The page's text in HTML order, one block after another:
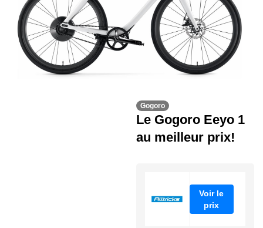
Gogoro
Le Gogoro Eeyo 1
au meilleur prix!
Voir le
prix